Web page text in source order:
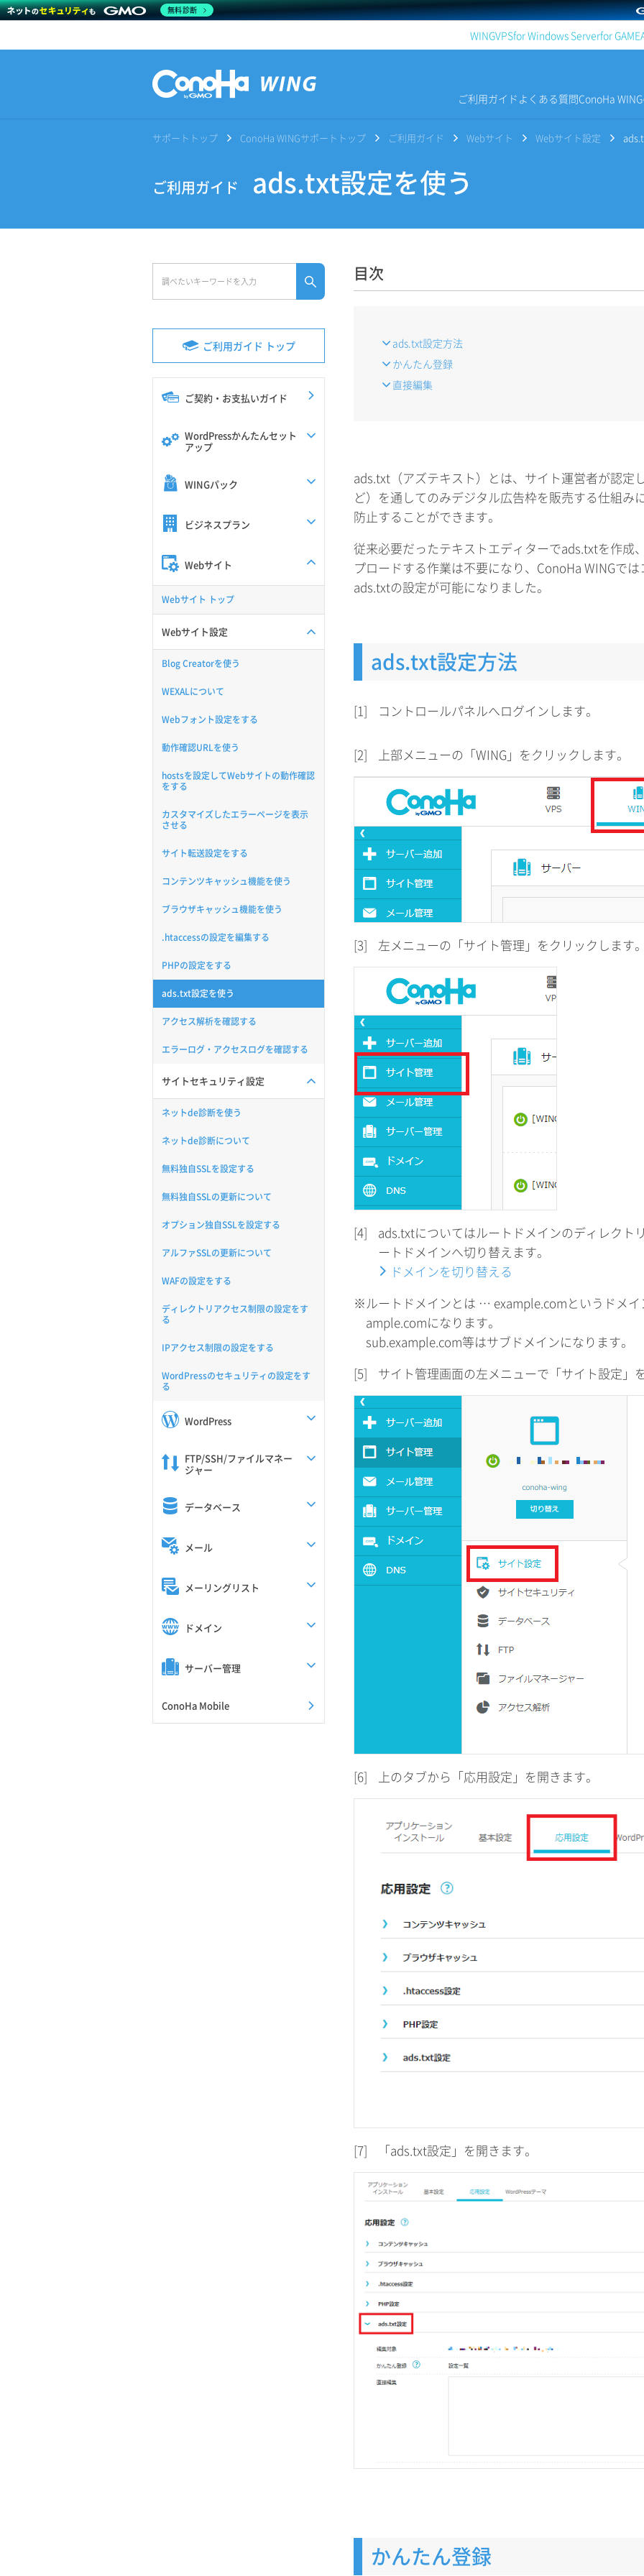
WINGVPSfor Windows Serverfor GAME
ご利用ガイド よくある質問ConoHa
サポートトップ ConoHa WINGサポートトップ ご利用ガイド Webサイト Webサイト設定
ご利用ガイド ads.txt設定を使う
ご利用ガイド トップ
ご契約・お支払いガイド
WordPressかんたんセット
アップ
WINGパック
ビジネスプラン
Webサイト
Webサイト トップ
Webサイト設定
Blog Creatorを使う
WEXALについて
Webフォント設定をする
動作確認URLを使う
hostsを設定してWebサイトの動作確認
をする
カスタマイズしたエラーページを表示
させる
サイト転送設定をする
コンテンツキャッシュ機能を使う
ブラウザキャッシュ機能を使う
.htaccessの設定を編集する
PHPの設定をする
ads.txt設定を使う
アクセス解析を確認する
エラーログ・アクセスログを確認する
サイトセキュリティ設定
ネットde診断を使う
ネットde診断について
無料独自SSLを設定する
無料独自SSLの更新について
オプション独自SSLを設定する
アルファSSLの更新について
WAFの設定をする
ディレクトリアクセス制限の設定をす
る
IPアクセス制限の設定をする
WordPressのセキュリティの設定をす
る
WordPress
FTP/SSH/ファイルマネー
ジャー
データベース
メール
メーリングリスト
ドメイン
サーバー管理
ConoHa Mobile
目次
ads.txt設定方法
かんたん登録
直接編集
ads.txt（アズテキスト）とは、サイト運営者が認定
ど）を通してのみデジタル広告枠を販売する仕組み
防止することができます。
従来必要だったテキストエディターでads.txtを作成
プロードする作業は不要になり、ConoHa WINGで
ads.txtの設定が可能になりました。
ads.txt設定方法
[1] コントロールパネルへログインします。
[2] 上部メニューの「WING」をクリックします。
[3] 左メニューの「サイト管理」をクリックします
[4]
ads.txtについてはルートドメインのディレクト
ートドメインへ切り替えます。
ドメインを切り替える
※ルートドメインとは … example.comというドメイ
ample.comになります。
sub.example.com等はサブドメインになります。
[5]
サイト管理画面の左メニューで「サイト設定」
[6] 上のタブから「応用設定」を開きます。
[7] 「ads.txt設定」を開きます。
かんたん登録
無料診断